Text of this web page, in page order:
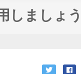
ましょう